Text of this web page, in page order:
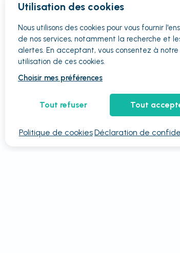
Utilisation des cookies
Nous utilisons des cookies pour vous fournir
de nos services, notamment la recherche et
alertes. En acceptant, vous consentez à notre
utilisation de ces cookies.
Choisir mes préférences
Tout refuser Tout
Politique de cookiesDéclaration de